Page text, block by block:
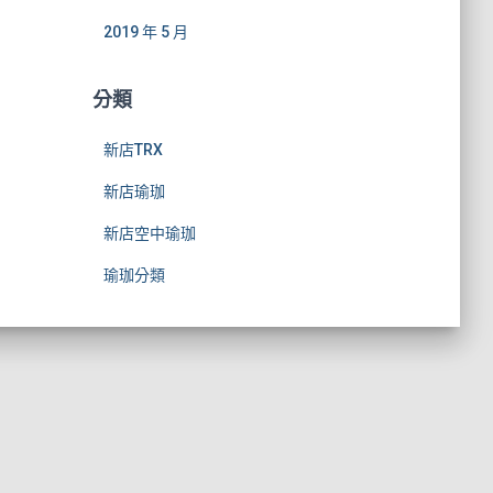
2019 年 5 月
分類
新店TRX
新店瑜珈
新店空中瑜珈
瑜珈分類